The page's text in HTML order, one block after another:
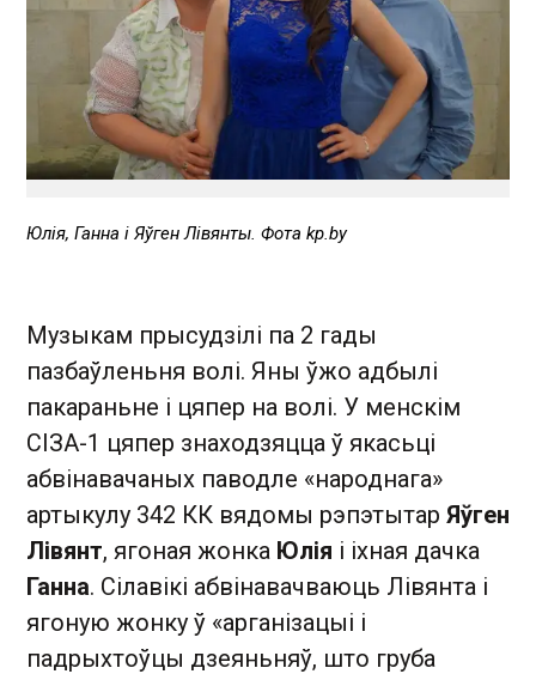
Юлія, Ганна і Яўген Лівянты. Фота kp.by
Музыкам прысудзілі па 2 гады
пазбаўленьня волі. Яны ўжо адбылі
пакараньне і цяпер на волі. У менскім
СІЗА-1 цяпер знаходзяцца ў якасьці
абвінавачаных паводле «народнага»
артыкулу 342 КК вядомы рэпэтытар Яўген
Лівянт, ягоная жонка Юлія і іхная дачка
Ганна. Сілавікі абвінавачваюць Лівянта і
ягоную жонку ў «арганізацыі і
падрыхтоўцы дзеяньняў, што груба